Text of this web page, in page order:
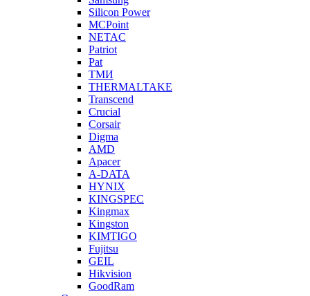
Silicon Power
MCPoint
NETAC
Patriot
Pat
ТМИ
THERMALTAKE
Transcend
Crucial
Corsair
Digma
AMD
Apacer
A-DATA
HYNIX
KINGSPEC
Kingmax
Kingston
KIMTIGO
Fujitsu
GEIL
Hikvision
GoodRam